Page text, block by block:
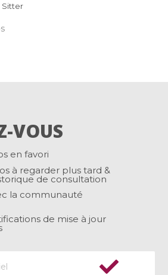
Sitter
VOUS
en favori
à regarder plus tard &
de consultation
la communauté
de mise à jour